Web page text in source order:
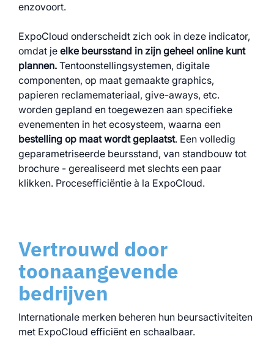
enzovoort.
ExpoCloud onderscheidt zich ook in deze indicator,
omdat je elke beursstand in zijn geheel online kunt
plannen. Tentoonstellingsystemen, digitale
componenten, op maat gemaakte graphics,
papieren reclamemateriaal, give-aways, etc.
worden gepland en toegewezen aan specifieke
evenementen in het ecosysteem, waarna een
bestelling op maat wordt geplaatst. Een volledig
geparametriseerde beursstand, van standbouw tot
brochure - gerealiseerd met slechts een paar
klikken. Procesefficiëntie à la ExpoCloud.
Vertrouwd door
toonaangevende
bedrijven
Internationale merken beheren hun beursactiviteiten
met ExpoCloud efficiënt en schaalbaar.